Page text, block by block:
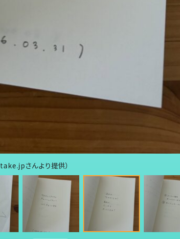
さんより提供）